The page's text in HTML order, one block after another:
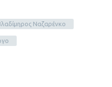
Ναζαρένκο